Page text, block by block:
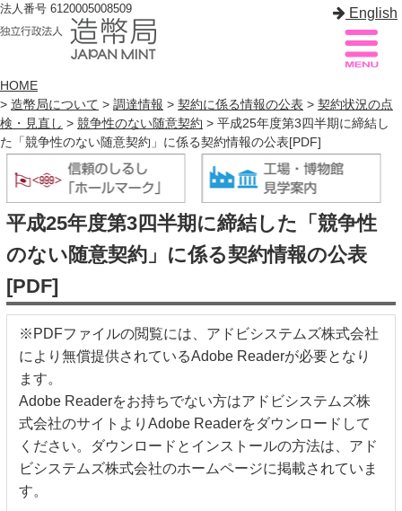
法人番号 6120005008509 English
造幣局案内 サイトマップ
トップページ
造幣局について
造幣事業を知る
貨幣を知る
造幣局を楽しむ
造幣局製品を買う
公式SNS
HOME
> 造幣局について > 調達情報 > 契約に係る情報の公表 > 契約状況の点
検・見直し > 競争性のない随意契約 > 平成25年度第3四半期に締結し
た「競争性のない随意契約」に係る契約情報の公表[PDF]
平成25年度第3四半期に締結した「競争性
のない随意契約」に係る契約情報の公表
[PDF]
※PDFファイルの閲覧には、アドビシステムズ株式会社
により無償提供されているAdobe Readerが必要となり
ます。
Adobe Readerをお持ちでない方はアドビシステムズ株
式会社のサイトよりAdobe Readerをダウンロードして
ください。ダウンロードとインストールの方法は、アド
ビシステムズ株式会社のホームページに掲載されていま
す。